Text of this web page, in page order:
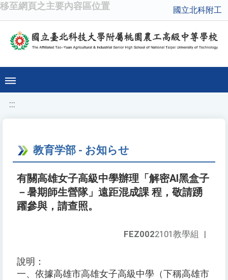
移至網頁之主要內容區位置 國立北科附工
:::
教育学部 - お知らせ
有關高雄女子高級中學辦理「解密AI黑盒子
－暑期師生營隊」遠距混成課 程，敬請踴
躍參與，請查照。
FEZ0022101教學組 |
說明：
一、依據高雄市高雄女子高級中學（下稱高雄市